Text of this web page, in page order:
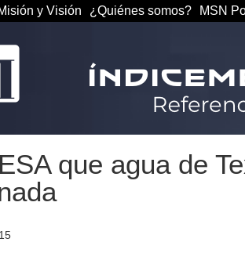
y Visión ¿Quiénes somos? MSN
que agua de